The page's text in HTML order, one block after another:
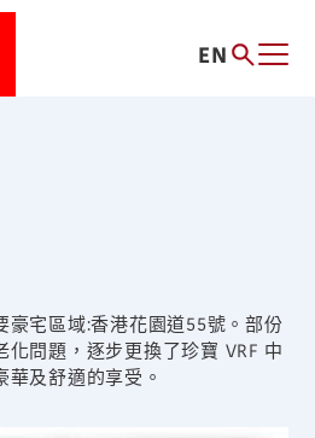
EN
豪宅區域:香港花園道55號。部份
問題，逐步更換了珍寶 VRF 中
及舒適的享受。